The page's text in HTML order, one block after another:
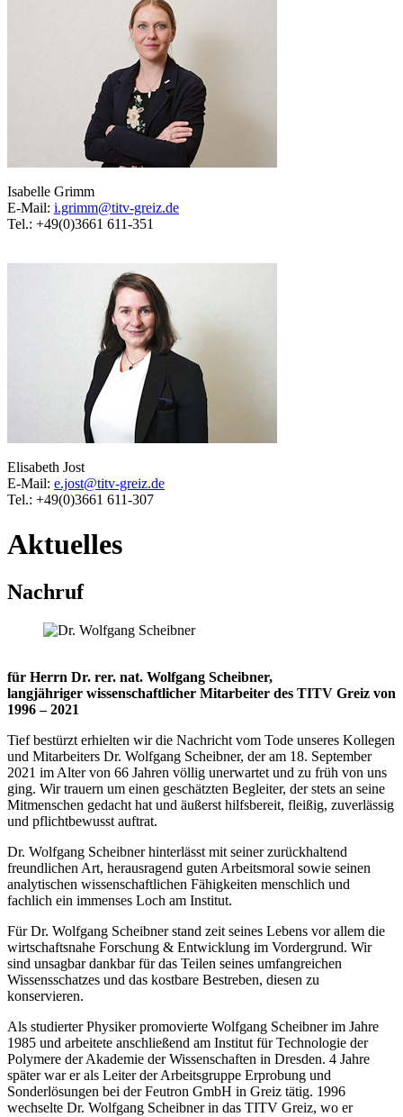
Isabelle Grimm
E-Mail: i.grimm@titv-greiz.de
Tel.: +49(0)3661 611-351
Elisabeth Jost
E-Mail: e.jost@titv-greiz.de
Tel.: +49(0)3661 611-307
Aktuelles
Nachruf
für Herrn Dr. rer. nat. Wolfgang Scheibner,
langjähriger wissenschaftlicher Mitarbeiter des TITV Greiz von
1996 – 2021
Tief bestürzt erhielten wir die Nachricht vom Tode unseres Kollegen
und Mitarbeiters Dr. Wolfgang Scheibner, der am 18. September
2021 im Alter von 66 Jahren völlig unerwartet und zu früh von uns
ging. Wir trauern um einen geschätzten Begleiter, der stets an seine
Mitmenschen gedacht hat und äußerst hilfsbereit, fleißig, zuverlässig
und pflichtbewusst auftrat.
Dr. Wolfgang Scheibner hinterlässt mit seiner zurückhaltend
freundlichen Art, herausragend guten Arbeitsmoral sowie seinen
analytischen wissenschaftlichen Fähigkeiten menschlich und
fachlich ein immenses Loch am Institut.
Für Dr. Wolfgang Scheibner stand zeit seines Lebens vor allem die
wirtschaftsnahe Forschung & Entwicklung im Vordergrund. Wir
sind unsagbar dankbar für das Teilen seines umfangreichen
Wissensschatzes und das kostbare Bestreben, diesen zu
konservieren.
Als studierter Physiker promovierte Wolfgang Scheibner im Jahre
1985 und arbeitete anschließend am Institut für Technologie der
Polymere der Akademie der Wissenschaften in Dresden. 4 Jahre
später war er als Leiter der Arbeitsgruppe Erprobung und
Sonderlösungen bei der Feutron GmbH in Greiz tätig. 1996
wechselte Dr. Wolfgang Scheibner in das TITV Greiz, wo er